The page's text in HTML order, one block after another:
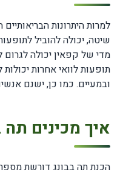
למרות היתרונות
שיטה, יכולה להוביל
מדי של קפאין יכולה לגרום
תופעות לוואי אחרות יכולות
ובמעיים. כמו כן, ישנם
איך מכינים תה
הכנת תה בבונג דורשת